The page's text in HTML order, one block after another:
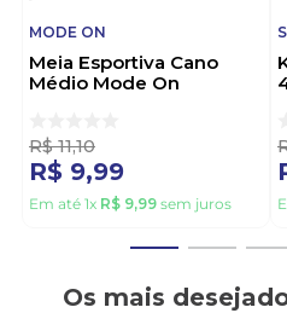
MODE ON
Meia Esportiva Cano
Médio Mode On
R$ 11,10
R$ 9,99
Em até 1x R$ 9,99 sem juros
Os mais